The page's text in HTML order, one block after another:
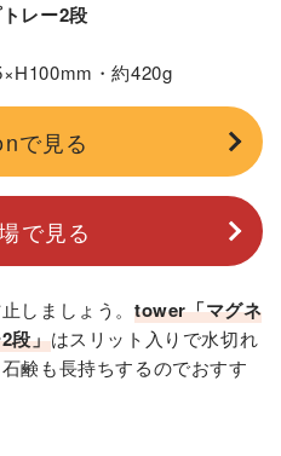
レー2段
・約420g
で見る
で見る
しましょう。 tower「マグネ
段」はスリット入りで水切れ
鹸も長持ちするのでおすす